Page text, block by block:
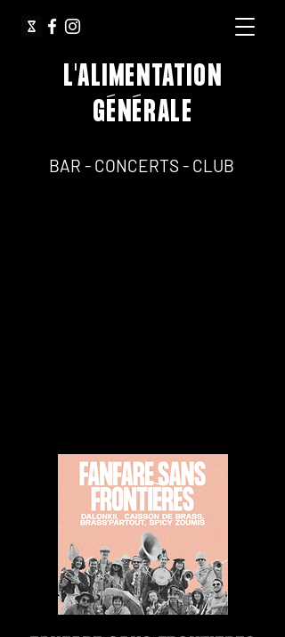
L'ALIMENTATION
GÉNÉRALE
BAR - CONCERTS - CLUB